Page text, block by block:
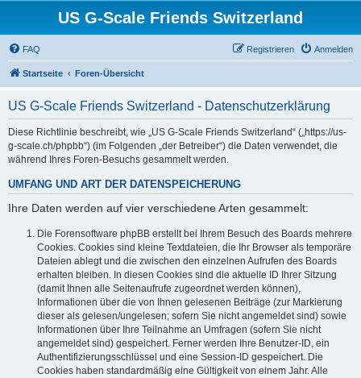
US G-Scale Friends Switzerland
FAQ Anmelden
Registrieren
Startseite Foren-Übersicht
US G-Scale Friends Switzerland - Datenschutzerklärung
Diese Richtlinie beschreibt, wie „US G-Scale Friends Switzerland“ („https://us-
g-scale.ch/phpbb“) (im Folgenden „der Betreiber“) die Daten verwendet, die
während Ihres Foren-Besuchs gesammelt werden.
UMFANG UND ART DER DATENSPEICHERUNG
Ihre Daten werden auf vier verschiedene Arten gesammelt:
Die Forensoftware phpBB erstellt bei Ihrem Besuch des Boards mehrere
Cookies. Cookies sind kleine Textdateien, die Ihr Browser als temporäre
Dateien ablegt und die zwischen den einzelnen Aufrufen des Boards
erhalten bleiben. In diesen Cookies sind die aktuelle ID Ihrer Sitzung
(damit Ihnen alle Seitenaufrufe zugeordnet werden können),
Informationen über die von Ihnen gelesenen Beiträge (zur Markierung
dieser als gelesen/ungelesen; sofern Sie nicht angemeldet sind) sowie
Informationen über Ihre Teilnahme an Umfragen (sofern Sie nicht
angemeldet sind) gespeichert. Ferner werden Ihre Benutzer-ID, ein
Authentifizierungsschlüssel und eine Session-ID gespeichert. Die
Cookies haben standardmäßig eine Gültigkeit von einem Jahr. Alle